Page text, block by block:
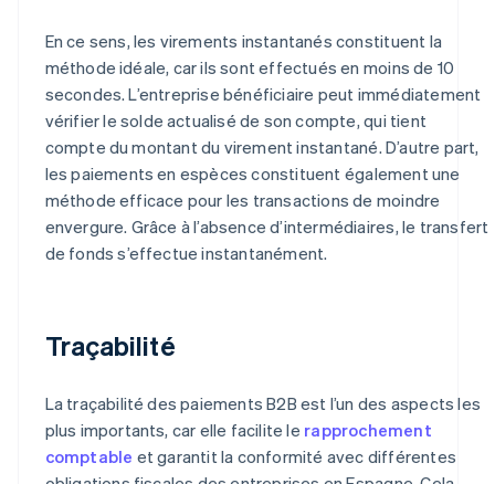
En ce sens, les virements instantanés constituent la
méthode idéale, car ils sont effectués en moins de 10
secondes. L’entreprise bénéficiaire peut immédiatement
vérifier le solde actualisé de son compte, qui tient
compte du montant du virement instantané. D’autre part,
les paiements en espèces constituent également une
méthode efficace pour les transactions de moindre
envergure. Grâce à l’absence d’intermédiaires, le transfert
de fonds s’effectue instantanément.
Traçabilité
La traçabilité des paiements B2B est l’un des aspects les
plus importants, car elle facilite le rapprochement
comptable et garantit la conformité avec différentes